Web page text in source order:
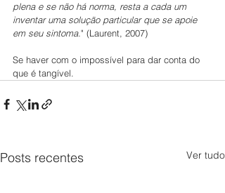
plena e se não há norma, resta a cada um
inventar uma solução particular que se apoie
em seu sintoma." (Laurent, 2007)
Se haver com o impossível para dar conta do
que é tangível.
Posts recentes Ver tudo